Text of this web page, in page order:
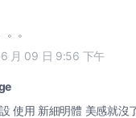
。
月 09 日 9:56 下午
中文 若預設 使用 新細明體 美